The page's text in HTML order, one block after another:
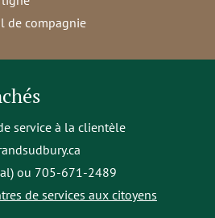
de compagnie
service à la clientèle
ou 705-671-2489
de services aux citoyens